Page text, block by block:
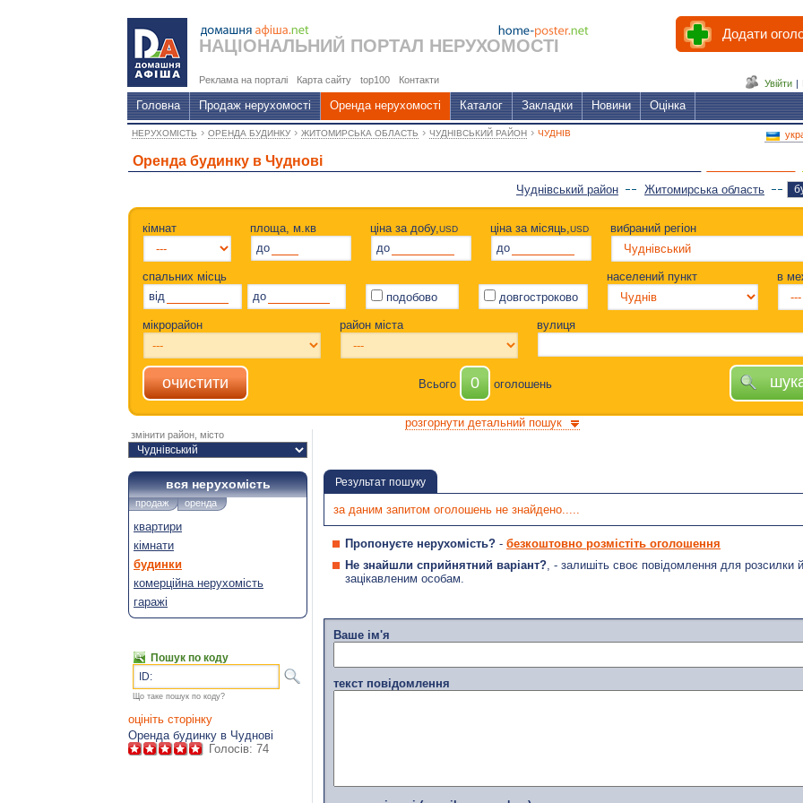
НАЦІОНАЛЬНИЙ ПОРТАЛ НЕРУХОМОСТІ
Додати
Реклама на порталі Карта сайту top100 Контакти Увійти |
Головна Продаж нерухомості Оренда нерухомості Каталог Закладки Новини Оцінка
НЕРУХОМІСТЬ › ОРЕНДА БУДИНКУ › ЖИТОМИРСЬКА ОБЛАСТЬ › ЧУДНІВСЬКИЙ РАЙОН › ЧУДНІВ
Оренда будинку в Чуднові
Житомирська область
Чуднівський район
кімнат
площа, м.кв
до
ціна за добу,USD
до
ціна за місяць,USD
до
вибраний регіон
спальних місць
від
до подобово довгостроково
населений пункт в
мікрорайон район міста вулиця
Всього 0 оголошень
розгорнути детальний пошук
змінити район, місто
вся нерухомість
продаж оренда
квартири
кімнати
будинки
комерційна нерухомість
гаражі
Пошук по коду
ID:
Що таке пошук по коду?
оцініть сторінку
Оренда будинку в Чуднові
Голосів: 74
Результат пошуку
за даним запитом оголошень не знайдено.....
Пропонуєте нерухомість? - безкоштовно розмістіть оголошення
Не знайшли сприйнятний варіант?, - залишіть своє повідомлення для розсилки
зацікавленим особам.
Ваше ім'я
текст повідомлення